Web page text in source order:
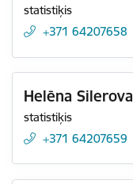
statistiķis
+371 64207658
Helēna Silerova
statistiķis
+371 64207659